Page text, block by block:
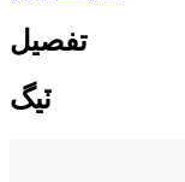
تفصيل
ٽيگ